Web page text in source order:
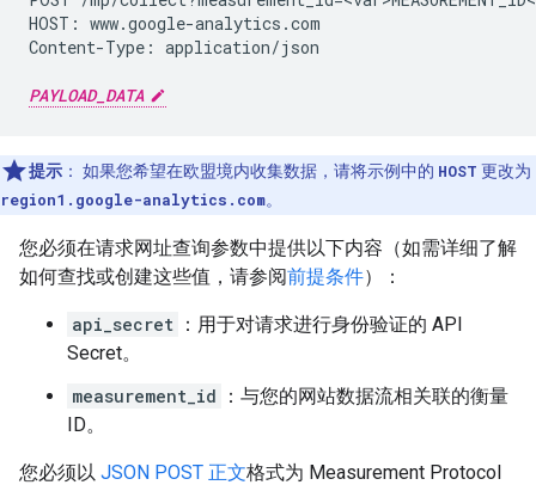
HOST: www.google-analytics.com
Content-Type: application/json
PAYLOAD_DATA
提示 ： 如果您希望在欧盟境内收集数据，请将示例中的 HOST 更改为
region1.google-analytics.com。
您必须在请求网址查询参数中提供以下内容（如需详细了解
如何查找或创建这些值，请参阅前提条件）：
api_secret ：用于对请求进行身份验证的 API
Secret。
measurement_id
：与您的网站数据流相关联的衡量
ID。
您必须以 JSON POST 正文格式为 Measurement Protocol